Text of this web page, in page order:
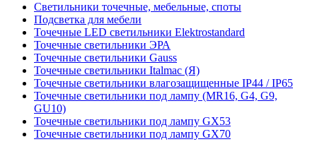
Светильники точечные, мебельные, споты
Подсветка для мебели
Точечные LED светильники Elektrostandard
Точечные светильники ЭРА
Точечные светильники Gauss
Точечные светильники Italmac (Я)
Точечные светильники влагозащищенные IP44 / IP65
Точечные светильники под лампу (MR16, G4, G9,
GU10)
Точечные светильники под лампу GX53
Точечные светильники под лампу GX70